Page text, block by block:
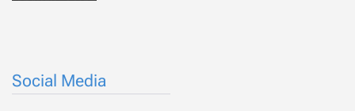
Social Media